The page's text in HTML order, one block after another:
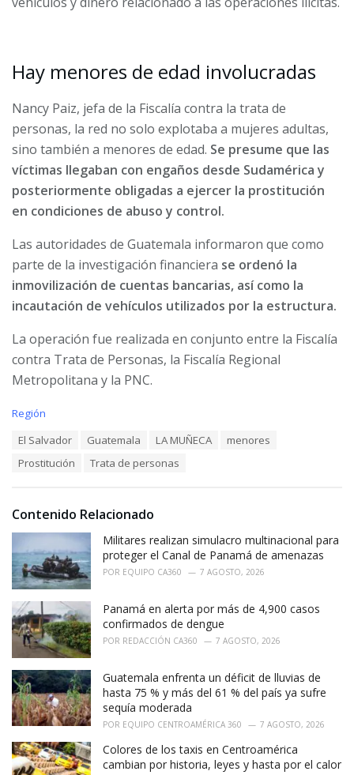
Hay menores de edad involucradas
Nancy Paiz, jefa de la Fiscalía contra la trata de
personas, la red no solo explotaba a mujeres adultas,
sino también a menores de edad. Se presume que las
víctimas llegaban con engaños desde Sudamérica y
posteriormente obligadas a ejercer la prostitución
en condiciones de abuso y control.
Las autoridades de Guatemala informaron que como
parte de la investigación financiera se ordenó la
inmovilización de cuentas bancarias, así como la
incautación de vehículos utilizados por la estructura.
La operación fue realizada en conjunto entre la Fiscalía
contra Trata de Personas, la Fiscalía Regional
Metropolitana y la PNC.
C
i
:
Región
El Salvador Guatemala LA MUÑECA
menores
Prostitución
Trata de personas
Contenido Relacionado
Militares realizan simulacro multinacional para
proteger el Canal de Panamá de amenazas
POR EQUIPO CA360 7 AGOSTO, 2026
Panamá en alerta por más de 4,900 casos
confirmados de dengue
POR REDACCIÓN CA360 7 AGOSTO, 2026
Guatemala enfrenta un déficit de lluvias de
hasta 75 % y más del 61 % del país ya sufre
sequía moderada
POR EQUIPO CENTROAMÉRICA 360 7 AGOSTO, 2026
Colores de los taxis en Centroamérica
cambian por historia, leyes y hasta por el calor